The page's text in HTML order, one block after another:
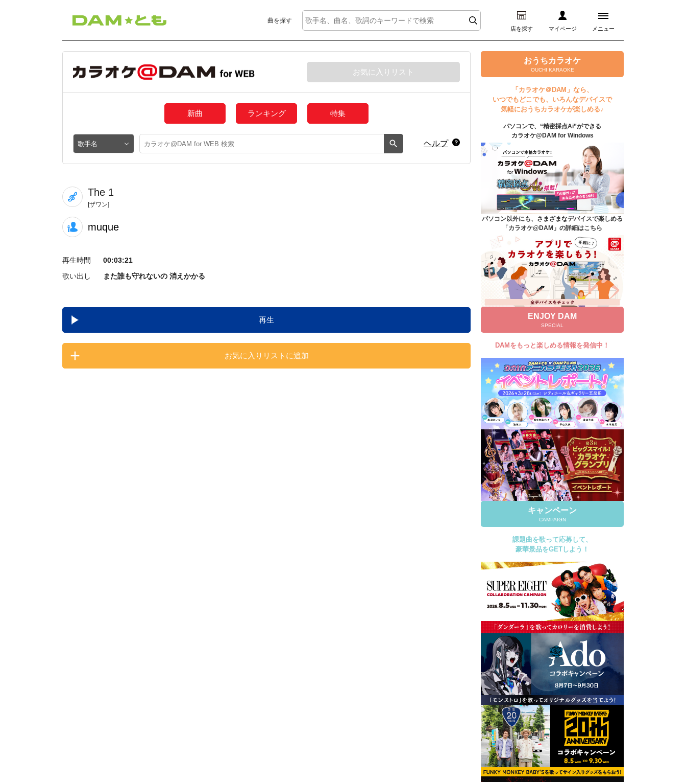
曲を探す
店を探す マイページ メニュー
ログイン
マイページ
プレミアムサービス
DAM★とも動画
DAM★とも録音
カラオケ＠DAM
ユーザー検索
キャンペーン
よくあるご質問
DAMの新曲・ランキングなど
カラオケ最新情報をチェック！
自宅でカラオケ歌い放題！
家族や友達と一緒に！練習にも！
お気に入りリスト
新曲 ランキング 特集
ヘルプ
The 1
[ザワン]
muque
再生時間
00:03:21
歌い出し
また誰も守れないの 消えかかる
再生
お気に入りリストに追加
おうちカラオケ
OUCHI KARAOKE
「カラオケ＠DAM」なら、
いつでもどこでも、いろんなデバイスで
気軽におうちカラオケが楽しめる♪
パソコンで、“精密採点Ai”ができる
カラオケ@DAM for Windows
パソコン以外にも、さまざまなデバイスで楽しめる
「カラオケ@DAM」の詳細はこちら
ENJOY DAM
SPECIAL
DAMをもっと楽しめる情報を発信中！
キャンペーン
CAMPAIGN
課題曲を歌って応募して、
豪華景品をGETしよう！